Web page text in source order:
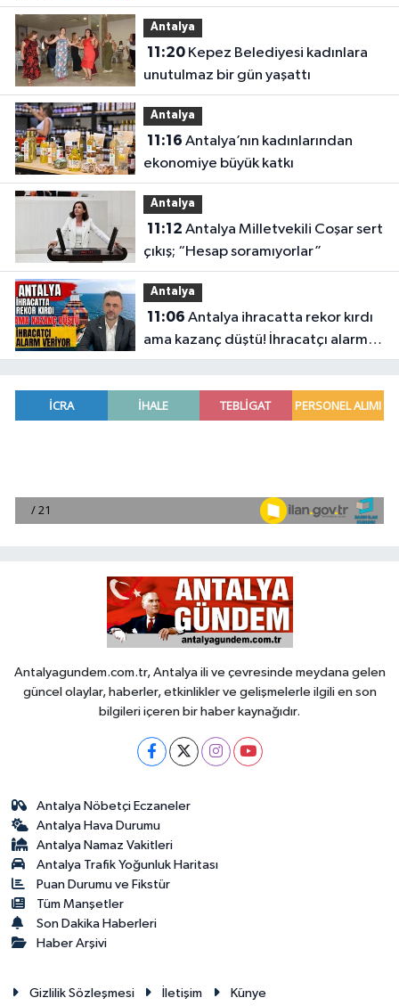
altına aldı
Antalya
11:20Kepez Belediyesi kadınlara
unutulmaz bir gün yaşattı
Antalya
11:16
ekonomiye büyük katkı
Antalya
11:12
çıkış; “Hesap soramıyorlar”
Antalya
11:06
ama kazanç düştü! İhracatçı alarm
veriyor
Antalyagundem.com.tr, Antalya ili ve çevresinde meydana gelen
güncel olaylar, haberler, etkinlikler ve gelişmelerle ilgili en son
bilgileri içeren bir haber kaynağıdır.
Antalya Nöbetçi Eczaneler
Antalya Hava Durumu
Antalya Namaz Vakitleri
Antalya Trafik Yoğunluk Haritası
Puan Durumu ve Fikstür
Tüm Manşetler
Son Dakika Haberleri
Haber Arşivi
Gizlilik Sözleşmesi İletişim
Künye